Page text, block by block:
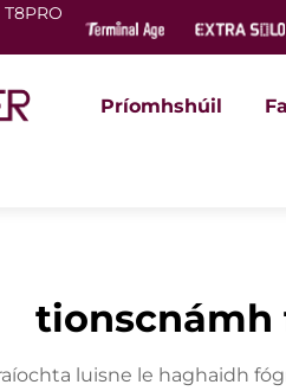
T8PRO
Príomhshúil
tionscnámh
luisne le haghaidh